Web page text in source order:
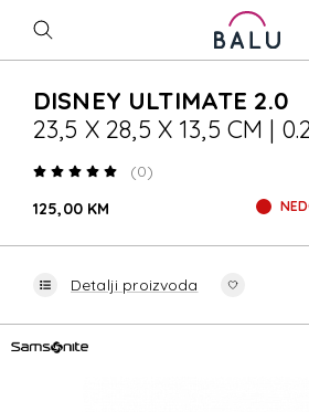
DISNEY ULTIMATE 2.0
23,5 X 28,5 X 13,5 CM |
(0)
125,00 KM
Detalji proizvoda